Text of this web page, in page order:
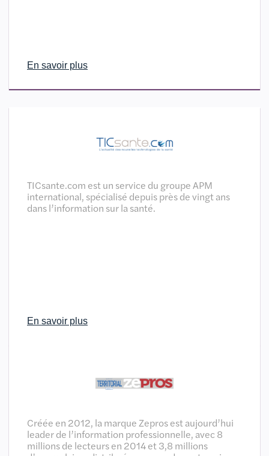
En savoir plus
TICsante.com est un service du groupe APM
international, spécialisé depuis près de vingt ans
dans l’information sur la santé.
En savoir plus
Créée en 2012, la marque Zepros est aujourd’hui
leader de l’information professionnelle, avec 8
millions de lecteurs en 2014 et 3,8 millions